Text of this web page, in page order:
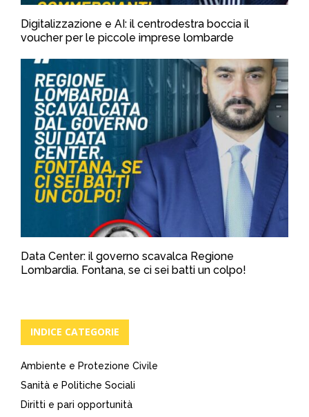
Digitalizzazione e AI: il centrodestra boccia il
voucher per le piccole imprese lombarde
Data Center: il governo scavalca Regione
Lombardia. Fontana, se ci sei batti un colpo!
INDICE CATEGORIE
Ambiente e Protezione Civile
Sanità e Politiche Sociali
Diritti e pari opportunità